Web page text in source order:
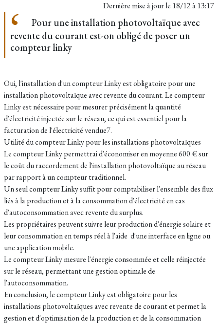
Dernière mise à jour le 18/12 à 13:17
Pour une installation photovoltaïque avec
revente du courant est-on obligé de poser un
compteur linky
Oui, l'installation d'un compteur Linky est obligatoire pour une
installation photovoltaïque avec revente du courant. Le compteur
Linky est nécessaire pour mesurer précisément la quantité
d'électricité injectée sur le réseau, ce qui est essentiel pour la
facturation de l'électricité vendue7.
Utilité du compteur Linky pour les installations photovoltaïques
Le compteur Linky permettrai d'économiser en moyenne 600 € sur
le coût du raccordement de l'installation photovoltaïque au réseau
par rapport à un compteur traditionnel.
Un seul compteur Linky suffit pour comptabiliser l'ensemble des flux
liés à la production et à la consommation d'électricité en cas
d'autoconsommation avec revente du surplus.
Les propriétaires peuvent suivre leur production d'énergie solaire et
leur consommation en temps réel à l'aide d'une interface en ligne ou
une application mobile.
Le compteur Linky mesure l'énergie consommée et celle réinjectée
sur le réseau, permettant une gestion optimale de
l'autoconsommation.
En conclusion, le compteur Linky est obligatoire pour les
installations photovoltaïques avec revente de courant et permet la
gestion et d'optimisation de la production et de la consommation